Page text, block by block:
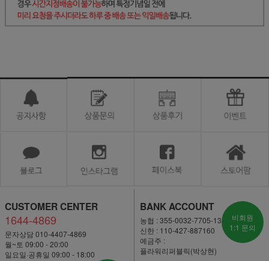
CUSTOMER CENTER
1644-4869
문자상담 010-4407-4869
월~토 09:00 - 20:00
일요일·공휴일 09:00 - 18:00
BANK ACCOUNT
농협 : 355-0032-7705-13
신한 : 110-427-887160
예금주 :
플라워리퍼블릭(박상현)
비회원
1:1 문의